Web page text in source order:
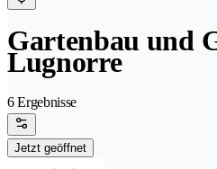
Gartenbau und
Lugnorre
6 Ergebnisse
Jetzt geöffnet